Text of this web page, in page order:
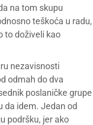
na tom skupu
teškoća u radu,
to doživeli kao
nezavisnosti
odmah do dva
poslaničke grupe
da idem. Jedan od
podršku, jer ako